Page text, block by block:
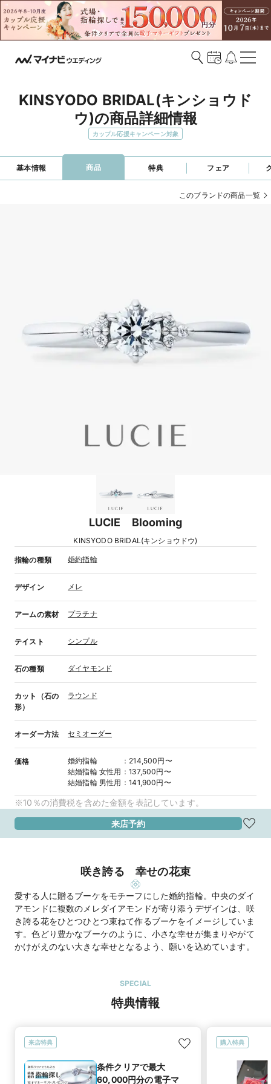
KINSYODO BRIDAL(キンショウド
ウ)の商品詳細情報
カップル応援キャンペーン対象
基本情報 商品 特典 フェア
このブランドの商品一覧
LUCIE Blooming
KINSYODO BRIDAL(キンショウドウ)
指輪の種類 婚約指輪
デザイン メレ
アームの素材 プラチナ
テイスト シンプル
石の種類 ダイヤモンド
カット（石の
形）
ラウンド
オーダー方法 セミオーダー
価格 婚約指輪 ： 214,500円〜
結婚指輪 女性用 ：137,500円〜
結婚指輪 男性用 ：141,900円〜
※10％の消費税を含めた金額を表記しています。
来店予約
咲き誇る 幸せの花束
愛する人に贈るブーケをモチーフにした婚約指輪。中央のダイ
アモンドに複数のメレダイアモンドが寄り添うデザインは、咲
き誇る花をひとつひとつ束ねて作るブーケをイメージしていま
す。色どり豊かなブーケのように、小さな幸せが集まりやがて
かけがえのない大きな幸せとなるよう、願いを込めています。
SPECIAL
特典情報
来店特典
条件クリアで最大
60,000円分の電子マ
購入特典